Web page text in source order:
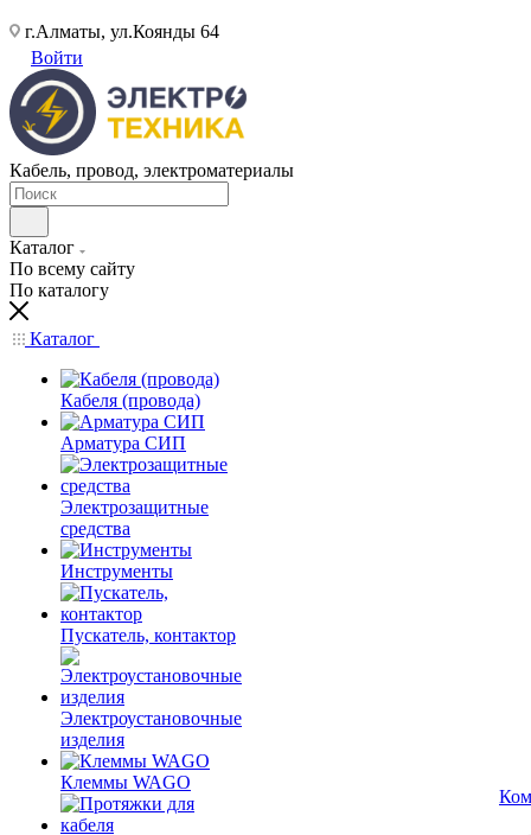
г.Алматы, ул.Коянды 64
Войти
Кабель, провод, электроматериалы
Каталог
По всему сайту
По каталогу
Каталог
Кабеля (провода)
Арматура СИП
Электрозащитные
средства
Инструменты
Пускатель, контактор
Электроустановочные
изделия
Клеммы WAGO